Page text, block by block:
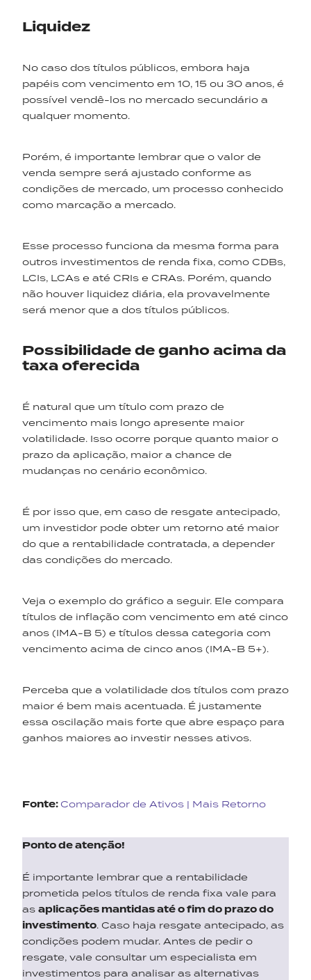
Liquidez
No caso dos títulos públicos, embora haja
papéis com vencimento em 10, 15 ou 30 anos, é
possível vendê-los no mercado secundário a
qualquer momento.
Porém, é importante lembrar que o valor de
venda sempre será ajustado conforme as
condições de mercado, um processo conhecido
como marcação a mercado.
Esse processo funciona da mesma forma para
outros investimentos de renda fixa, como CDBs,
LCIs, LCAs e até CRIs e CRAs. Porém, quando
não houver liquidez diária, ela provavelmente
será menor que a dos títulos públicos.
Possibilidade de ganho acima da
taxa oferecida
É natural que um título com prazo de
vencimento mais longo apresente maior
volatilidade. Isso ocorre porque quanto maior o
prazo da aplicação, maior a chance de
mudanças no cenário econômico.
É por isso que, em caso de resgate antecipado,
um investidor pode obter um retorno até maior
do que a rentabilidade contratada, a depender
das condições do mercado.
Veja o exemplo do gráfico a seguir. Ele compara
títulos de inflação com vencimento em até cinco
anos (IMA-B 5) e títulos dessa categoria com
vencimento acima de cinco anos (IMA-B 5+).
Perceba que a volatilidade dos títulos com prazo
maior é bem mais acentuada. É justamente
essa oscilação mais forte que abre espaço para
ganhos maiores ao investir nesses ativos.
Fonte: Comparador de Ativos | Mais Retorno
Ponto de atenção!
É importante lembrar que a rentabilidade
prometida pelos títulos de renda fixa vale para
as aplicações mantidas até o fim do prazo do
investimento. Caso haja resgate antecipado, as
condições podem mudar. Antes de pedir o
resgate, vale consultar um especialista em
investimentos para analisar as alternativas